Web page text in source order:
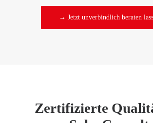
→ Jetzt unverbindlich beraten
Zertifizierte